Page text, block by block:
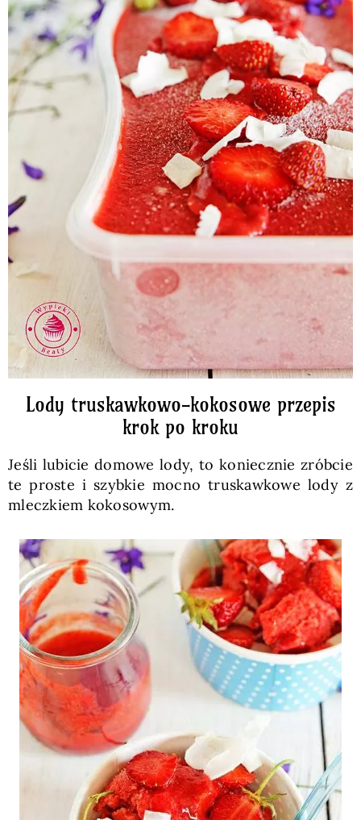
Lody truskawkowo-kokosowe przepis
krok po kroku
Jeśli lubicie domowe lody, to koniecznie zróbcie
te proste i szybkie mocno truskawkowe lody z
mleczkiem kokosowym.